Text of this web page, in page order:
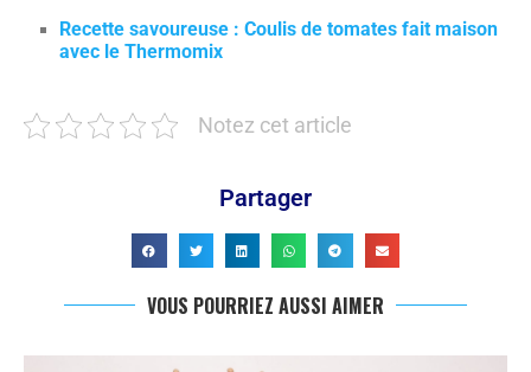
Recette savoureuse : Coulis de tomates fait maison
avec le Thermomix
Notez cet article
Partager
VOUS POURRIEZ AUSSI AIMER